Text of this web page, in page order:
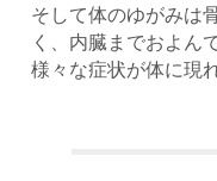
そして体のゆがみは
く、内臓までおよん
様々な症状が体に現